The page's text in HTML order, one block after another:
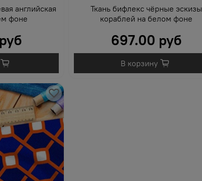
английская
фоне
Ткань бифлекс чёрные эскизы
кораблей на белом фоне
697.00 руб
В корзину